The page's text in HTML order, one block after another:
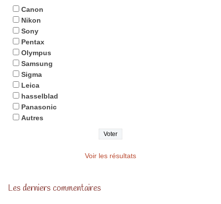
Canon
Nikon
Sony
Pentax
Olympus
Samsung
Sigma
Leica
hasselblad
Panasonic
Autres
Voir les résultats
Les derniers commentaires